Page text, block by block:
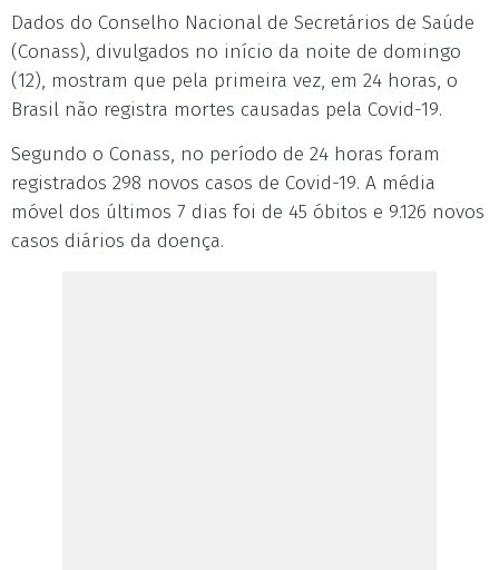
Dados do Conselho Nacional de Secretários de Saúde
(Conass), divulgados no início da noite de domingo
(12), mostram que pela primeira vez, em 24 horas, o
Brasil não registra mortes causadas pela Covid-19.
Segundo o Conass, no período de 24 horas foram
registrados 298 novos casos de Covid-19. A média
móvel dos últimos 7 dias foi de 45 óbitos e 9.126 novos
casos diários da doença.